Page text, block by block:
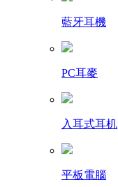
藍牙耳機
PC耳麥
入耳式耳机
平板電腦